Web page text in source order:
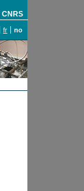
fr no